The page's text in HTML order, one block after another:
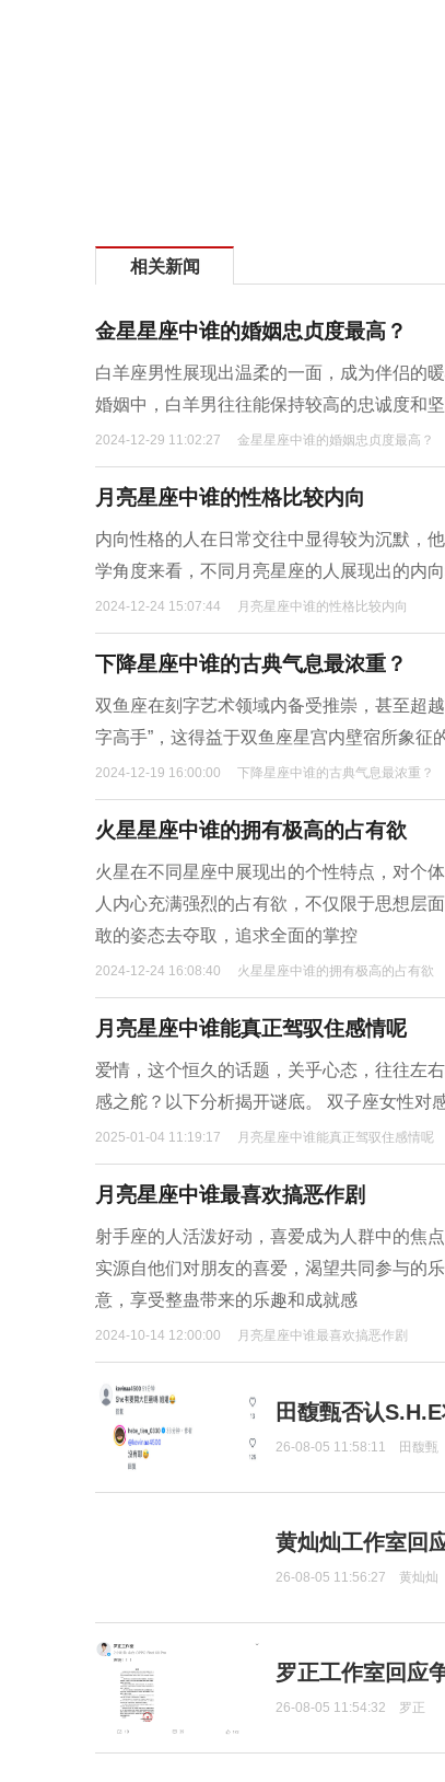
相关新闻
金星星座中谁的婚姻忠贞度最高？
白羊座男性展现出温柔的一面，成为伴侣的
婚姻中，白羊男往往能保持较高的忠诚度和
2024-12-29 11:02:27 金星星座中谁的婚姻忠贞度最高？
月亮星座中谁的性格比较内向
内向性格的人在日常交往中显得较为沉默，
学角度来看，不同月亮星座的人展现出的内
2024-12-24 15:07:44 月亮星座中谁的性格比较内向
下降星座中谁的古典气息最浓重？
双鱼座在刻字艺术领域内备受推崇，甚至超
字高手”，这得益于双鱼座星宫内壁宿所象征
2024-12-19 16:00:00 下降星座中谁的古典气息最浓重？
火星星座中谁的拥有极高的占有欲
火星在不同星座中展现出的个性特点，对个
人内心充满强烈的占有欲，不仅限于思想层
敢的姿态去夺取，追求全面的掌控
2024-12-24 16:08:40 火星星座中谁的拥有极高的占有欲
月亮星座中谁能真正驾驭住感情呢
爱情，这个恒久的话题，关乎心态，往往左
感之舵？以下分析揭开谜底。 双子座女性对
2025-01-04 11:19:17 月亮星座中谁能真正驾驭住感情呢
月亮星座中谁最喜欢搞恶作剧
射手座的人活泼好动，喜爱成为人群中的焦
实源自他们对朋友的喜爱，渴望共同参与的
意，享受整蛊带来的乐趣和成就感
2024-10-14 12:00:00 月亮星座中谁最喜欢搞恶作剧
田馥甄否认
26-08-05 11:58:11 田馥甄
黄灿灿工作室回
26-08-05 11:56:27 黄灿灿
罗正工作室回应
26-08-05 11:54:32 罗正